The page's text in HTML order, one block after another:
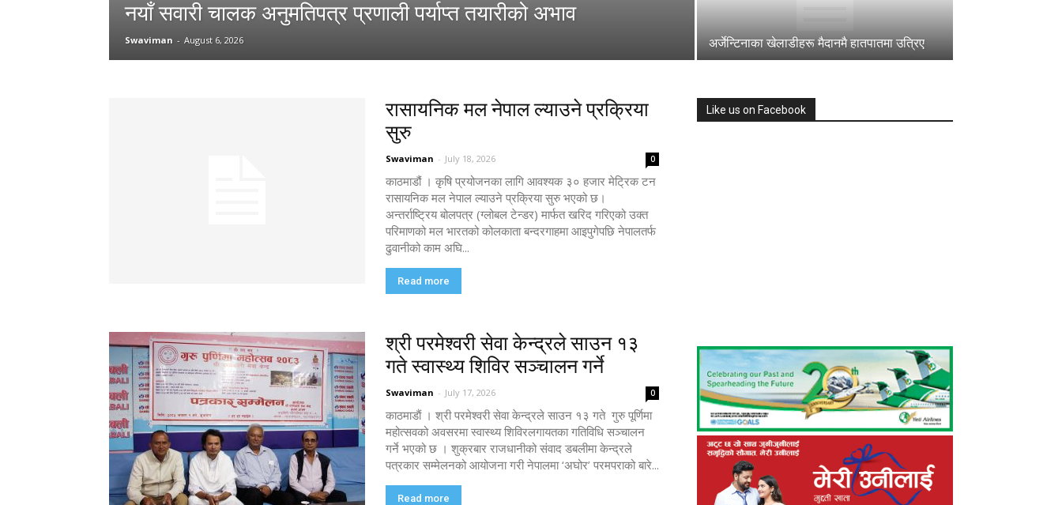
नयाँ सवारी चालक अनुमतिपत्र प्रणाली पर्याप्त तयारीको अभाव
Swaviman - August 6, 2026 अर्जेन्टिनाका खेलाडीहरू मैदानमै हातपातमा उत्रिए
रासायनिक मल नेपाल ल्याउने प्रक्रिया
सुरु
Swaviman - July 18, 2026 0
काठमाडौं । कृषि प्रयोजनका लागि आवश्यक ३० हजार मेट्रिक टन
रासायनिक मल नेपाल ल्याउने प्रक्रिया सुरु भएको छ।
अन्तर्राष्ट्रिय बोलपत्र (ग्लोबल टेन्डर) मार्फत खरिद गरिएको उक्त
परिमाणको मल भारतको कोलकाता बन्दरगाहमा आइपुगेपछि नेपालतर्फ
ढुवानीको काम अघि...
Read more
श्री परमेश्वरी सेवा केन्द्रले साउन १३
गते स्वास्थ्य शिविर सञ्चालन गर्ने
Swaviman - July 17, 2026 0
काठमाडाैं । श्री परमेश्वरी सेवा केन्द्रले साउन १३ गते गुरु पूर्णिमा
महोत्सवको अवसरमा स्वास्थ्य शिविरलगायतका गतिविधि सञ्चालन
गर्ने भएको छ । शुक्रबार राजधानीको संवाद डबलीमा केन्द्रले
पत्रकार सम्मेलनको आयोजना गरी नेपालमा ‘अघोर’ परमपराको बारे...
Read more
Like us on Facebook